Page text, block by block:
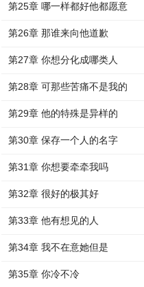
第25章 哪一样都好他都愿意
第26章 那谁来向他道歉
第27章 你想分化成哪类人
第28章 可那些苦痛不是我的
第29章 他的特殊是异样的
第30章 保存一个人的名字
第31章 你想要牵牵我吗
第32章 很好的极其好
第33章 他有想见的人
第34章 我不在意她但是
第35章 你冷不冷